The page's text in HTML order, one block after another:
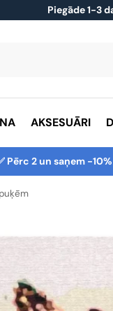
Piegāde 1-3
AKSESUĀRI
Pērc 2 un saņem -